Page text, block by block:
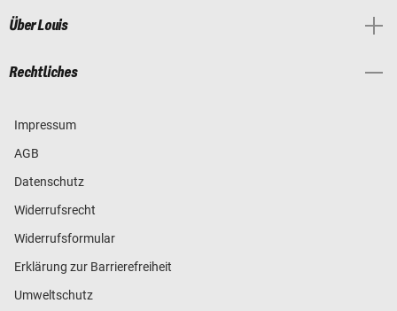
Über Louis
Rechtliches
Impressum
AGB
Datenschutz
Widerrufsrecht
Widerrufsformular
Erklärung zur Barrierefreiheit
Umweltschutz